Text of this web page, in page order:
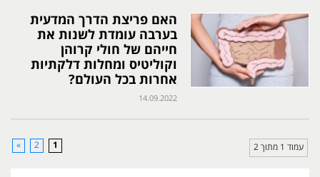
האם פריצת הדרך המדעית
בערבה עומדת לשנות את
חייהם של חולי קרוהן
וקוליטיס ומחלות דלקתיות
אחרות בכל העולם?
14.09.2022
עמוד 1 מתוך 2 1
2
»